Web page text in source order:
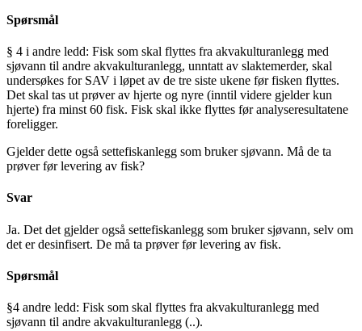
Spørsmål
§ 4 i andre ledd: Fisk som skal flyttes fra akvakulturanlegg med
sjøvann til andre akvakulturanlegg, unntatt av slaktemerder, skal
undersøkes for SAV i løpet av de tre siste ukene før fisken flyttes.
Det skal tas ut prøver av hjerte og nyre (inntil videre gjelder kun
hjerte) fra minst 60 fisk. Fisk skal ikke flyttes før analyseresultatene
foreligger.
Gjelder dette også settefiskanlegg som bruker sjøvann. Må de ta
prøver før levering av fisk?
Svar
Ja. Det det gjelder også settefiskanlegg som bruker sjøvann, selv om
det er desinfisert. De må ta prøver før levering av fisk.
Spørsmål
§4 andre ledd: Fisk som skal flyttes fra akvakulturanlegg med
sjøvann til andre akvakulturanlegg (..).